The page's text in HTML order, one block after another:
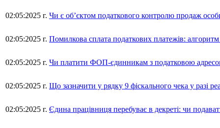
02:05:2025 г. Чи є об’єктом податкового контролю продаж
02:05:2025 г. Помилкова сплата податкових платежів: алгоритм
02:05:2025 г. Чи платити ФОП-єдинникам з податковою
02:05:2025 г. Що зазначити у рядку 9 фіскального чека у разі
02:05:2025 г. Єдина працівниця перебуває в декреті: чи